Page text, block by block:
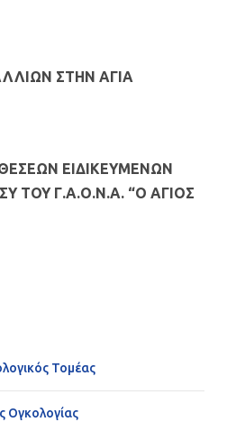
ΣΤΗΝ ΑΓΙΑ
ΕΙΔΙΚΕΥΜΕΝΩΝ
ΤΟΥ Γ.Α.Ο.Ν.Α. “Ο ΑΓΙΟΣ
Τομέας
Ογκολογίας